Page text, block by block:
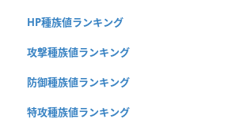
HP種族値ランキング
攻撃種族値ランキング
防御種族値ランキング
特攻種族値ランキング